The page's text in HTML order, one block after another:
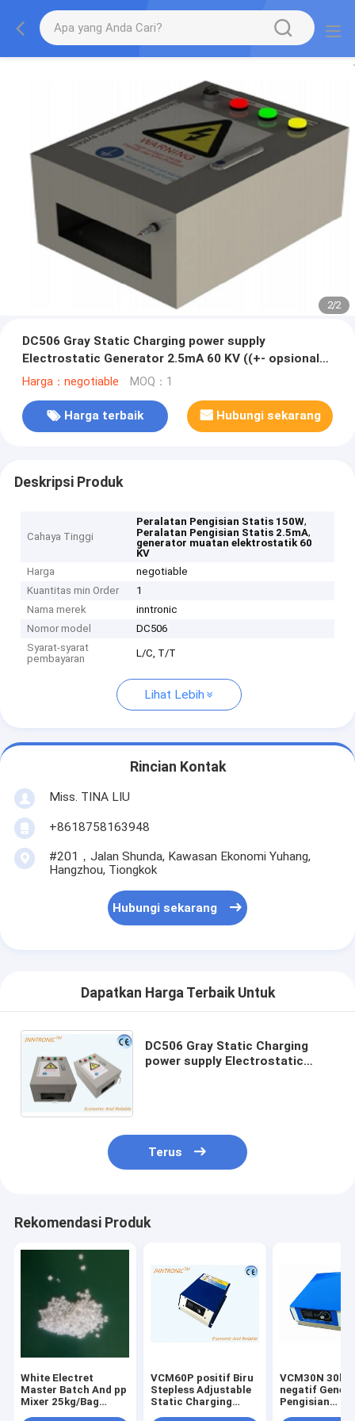
2/2
DC506 Gray Static Charging power supply
Electrostatic Generator 2.5mA 60 KV ((+- opsional)
untuk penambahan statis kain kayu
Harga：negotiable MOQ：1
Harga terbaik Hubungi sekarang
Deskripsi Produk
Cahaya Tinggi
Peralatan Pengisian Statis 150W,
Peralatan Pengisian Statis 2.5mA,
generator muatan elektrostatik 60
KV
Harga
negotiable
Kuantitas min Order
1
Nama merek
inntronic
Nomor model
DC506
Syarat-syarat
pembayaran
L/C, T/T
Lihat Lebih
Rincian Kontak
Miss. TINA LIU
+8618758163948
#201，Jalan Shunda, Kawasan Ekonomi Yuhang,
Hangzhou, Tiongkok
Hubungi sekarang
Dapatkan Harga Terbaik Untuk
DC506 Gray Static Charging
power supply Electrostatic
Terus
Rekomendasi Produk
White Electret
Master Batch And pp
Mixer 25kg/Bag
VCM60P positif Biru
Stepless Adjustable
Static Charging
VCM30N 30kv
negatif
Pengisian